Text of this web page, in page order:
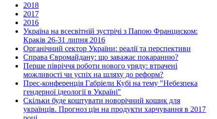
2018
2017
2016
Україна на всесвітній зустрічі з Папою Франциском:
Краків 26-31 липня 2016
Органічний сектор України: реалії та перспективи
Справа Євромайдану: що заважає покаранню?
Перше півріччя роботи нового уряду: втрачені
можливості чи успіх на шляху до реформ?
Прес-конференція Габріели Кубі на тему "Небезпека
гендерної ідеології в Україні"
Скільки буде коштувати новорічний кошик для
українців. Прогноз цін на продукти харчування в 2017